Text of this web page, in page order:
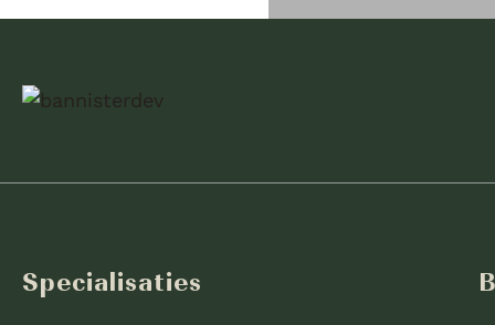
Specialisaties